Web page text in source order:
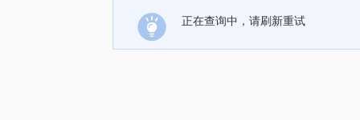
正在查询中，请刷新重试